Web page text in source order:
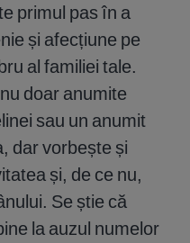
primul pas în a
și afecțiune pe
al familiei tale.
doar anumite
sau un anumit
dar vorbește și
și, de ce nu,
Se știe că
la auzul numelor